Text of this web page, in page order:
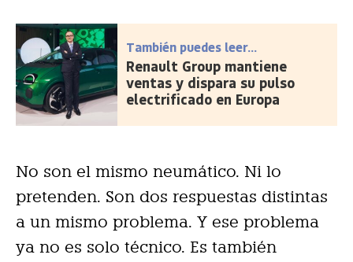
También puedes leer...
Renault Group mantiene
ventas y dispara su pulso
electrificado en Europa
No son el mismo neumático. Ni lo
pretenden. Son dos respuestas distintas
a un mismo problema. Y ese problema
ya no es solo técnico. Es también